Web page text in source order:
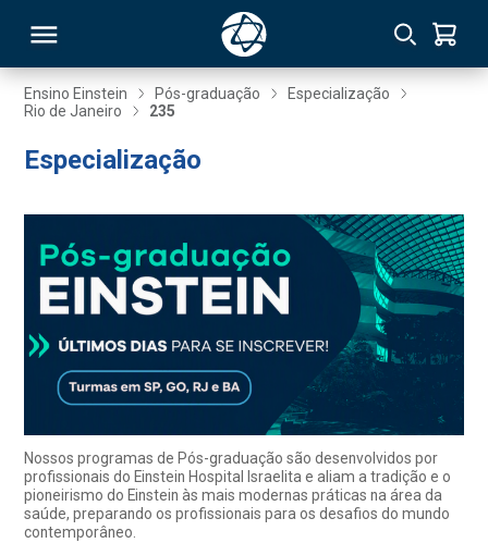
Ensino Einstein Pós-graduação
Especialização
Rio de Janeiro
235
Especialização
Nossos programas de Pós-graduação são desenvolvidos por
profissionais do Einstein Hospital Israelita e aliam a tradição e o
pioneirismo do Einstein às mais modernas práticas na área da
saúde, preparando os profissionais para os desafios do mundo
contemporâneo.